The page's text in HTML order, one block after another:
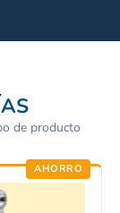
de producto
AHORRO